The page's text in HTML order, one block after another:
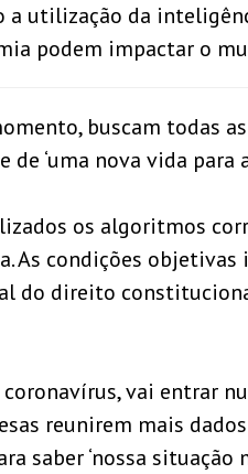
a utilização da
podem impactar o
buscam todas
‘uma nova vida para
os algoritmos
As condições objetivas
do direito
vai entrar
reunirem mais
saber ‘nossa situação